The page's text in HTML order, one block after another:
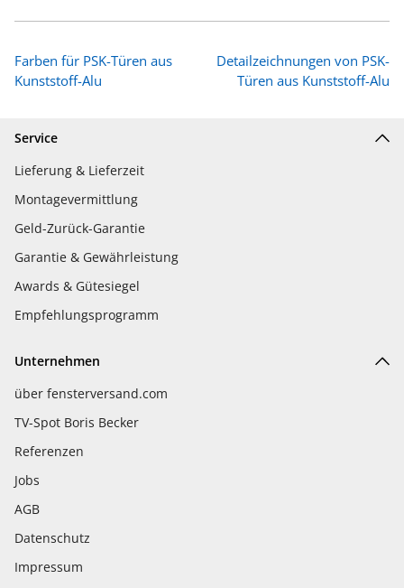
Farben für PSK-Türen aus
Kunststoff-Alu
Detailzeichnungen von PSK-
Türen aus Kunststoff-Alu
Service
Lieferung & Lieferzeit
Montagevermittlung
Geld-Zurück-Garantie
Garantie & Gewährleistung
Awards & Gütesiegel
Empfehlungsprogramm
Unternehmen
über fensterversand.com
TV-Spot Boris Becker
Referenzen
Jobs
AGB
Datenschutz
Impressum